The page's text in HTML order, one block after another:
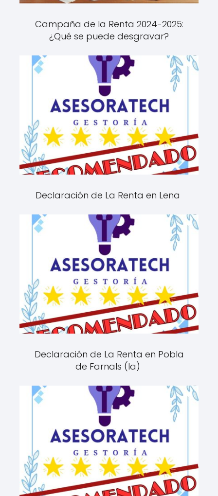
Campaña de la Renta 2024-2025:
¿Qué se puede desgravar?
Declaración de La Renta en Lena
Declaración de La Renta en Pobla
de Farnals (la)